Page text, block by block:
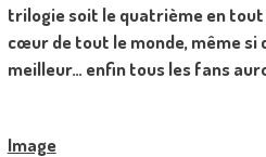
trilogie soit le quatrième en
cœur de tout le monde, même si
meilleur… enfin tous les fans
Image